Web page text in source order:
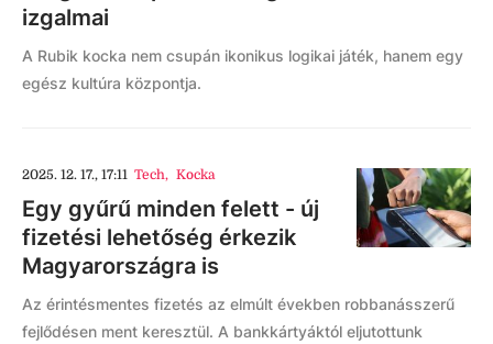
izgalmai
A Rubik kocka nem csupán ikonikus logikai játék, hanem egy
egész kultúra központja.
2025. 12. 17., 17:11 Tech, Kocka
Egy gyűrű minden felett - új
fizetési lehetőség érkezik
Magyarországra is
Az érintésmentes fizetés az elmúlt években robbanásszerű
fejlődésen ment keresztül. A bankkártyáktól eljutottunk